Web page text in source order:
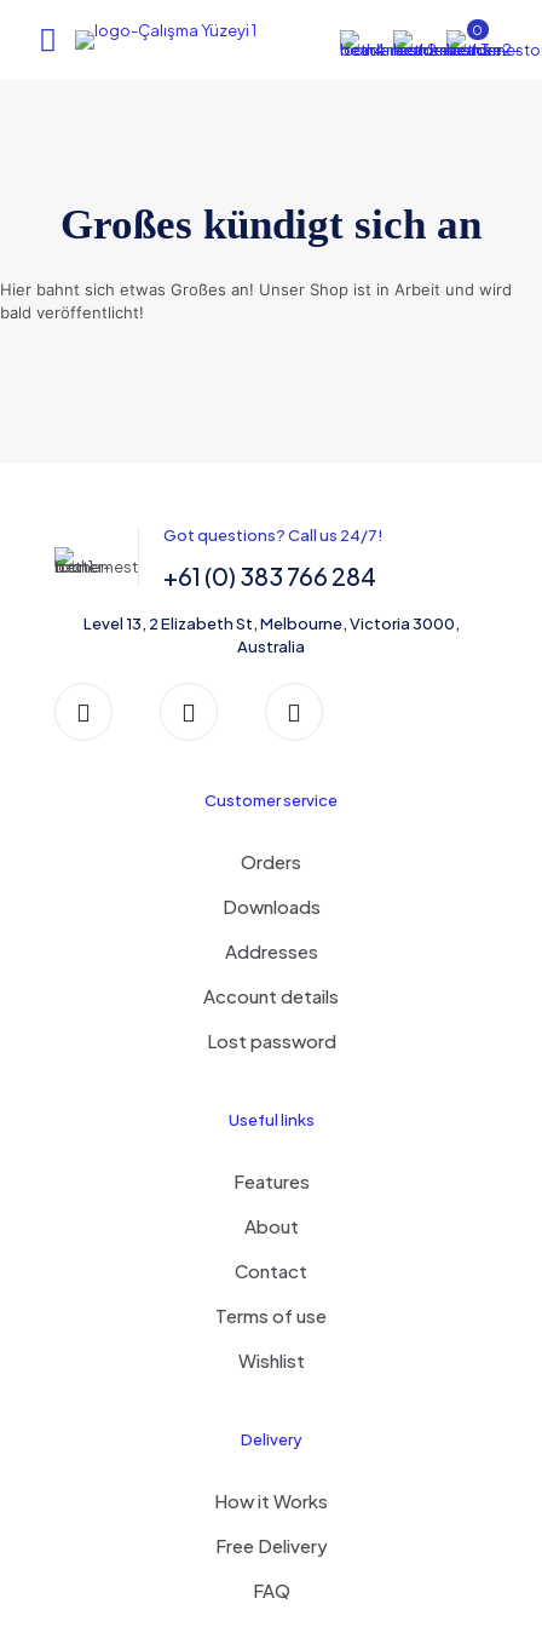
0
Großes kündigt sich an
Hier bahnt sich etwas Großes an! Unser Shop ist in Arbeit und wird
bald veröffentlicht!
Got questions? Call us 24/7!
+61 (0) 383 766 284
Level 13, 2 Elizabeth St, Melbourne, Victoria 3000,
Australia
Customer service
Orders
Downloads
Addresses
Account details
Lost password
Useful links
Features
About
Contact
Terms of use
Wishlist
Delivery
How it Works
Free Delivery
FAQ